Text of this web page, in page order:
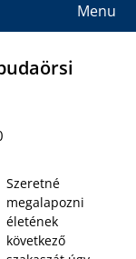
Menu
Szeretné
megalapozni
életének
következő